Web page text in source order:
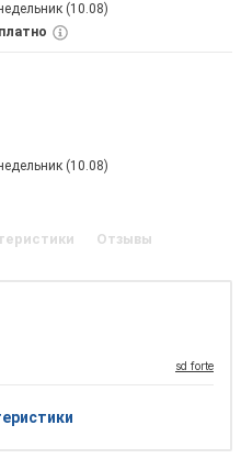
(10.08)
(10.08)
Отзывы
sd forte